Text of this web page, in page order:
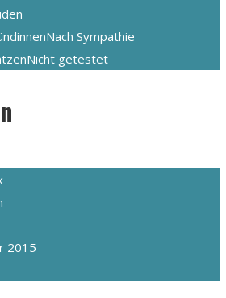
Nach Sympathie
Nicht getestet
2015